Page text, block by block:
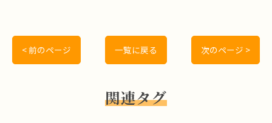
< 前のページ 一覧に戻る 次のページ >
関連タグ